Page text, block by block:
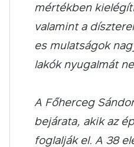
mértékben
valamint a
es mulatságok
lakók nyugalmát
A Főherceg
bejárata, akik az
foglalják el. A 38